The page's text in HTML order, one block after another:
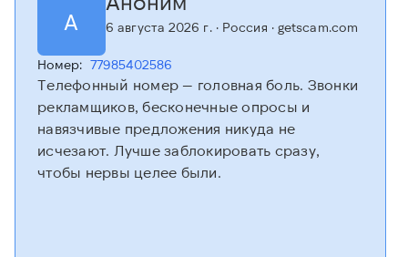
А 6 августа 2026 г.· Россия · getscam.com
Номер: 77985402586
Телефонный номер — головная боль. Звонки
рекламщиков, бесконечные опросы и
навязчивые предложения никуда не
исчезают. Лучше заблокировать сразу,
чтобы нервы целее были.